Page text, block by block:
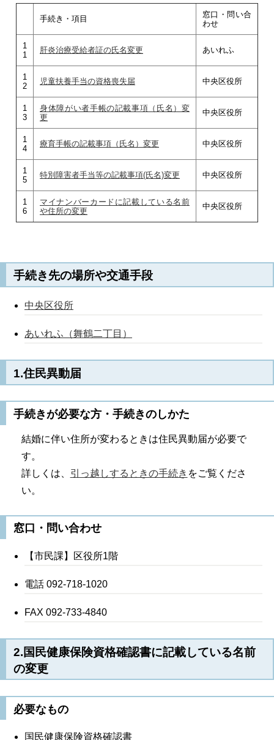
手続き・項目
窓口・問い合
わせ
1
1
肝炎治療受給者証の氏名変更 あいれふ
1
2
児童扶養手当の資格喪失届 中央区役所
1
3
身体障がい者手帳の記載事項（氏名）変
更
中央区役所
1
4
療育手帳の記載事項（氏名）変更 中央区役所
1
5
特別障害者手当等の記載事項(氏名)変更 中央区役所
1
6
マイナンバーカードに記載している名前
や住所の変更
中央区役所
手続き先の場所や交通手段
中央区役所
あいれふ（舞鶴二丁目）
1.住民異動届
手続きが必要な方・手続きのしかた
結婚に伴い住所が変わるときは住民異動届が必要で
す。
詳しくは、 引っ越しするときの手続き をご覧くださ
い。
窓口・問い合わせ
【市民課】区役所1階
電話 092-718-1020
FAX 092-733-4840
2.国民健康保険資格確認書に記載している名前
の変更
必要なもの
国民健康保険資格確認書